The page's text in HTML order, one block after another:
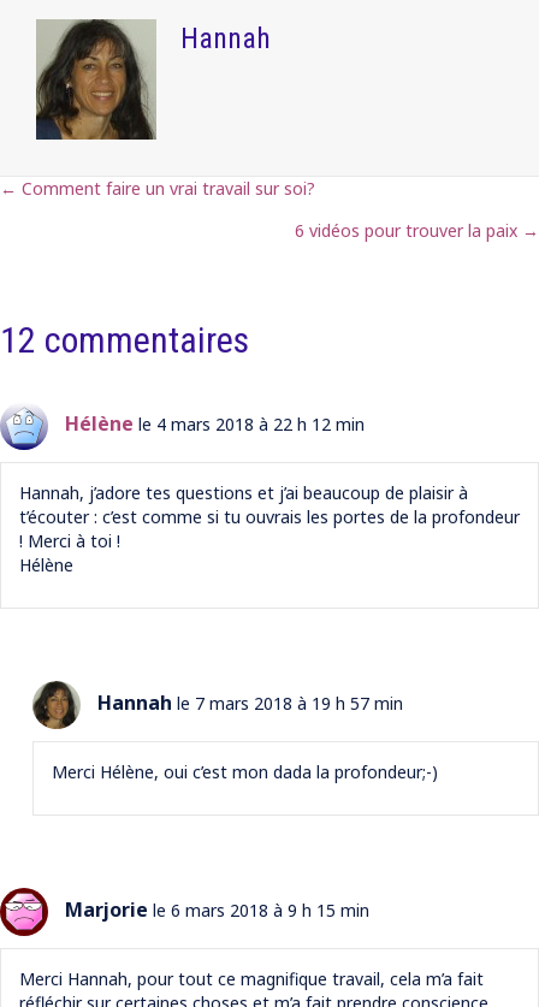
Hannah
Posts
← Comment faire un vrai travail sur soi?
6 vidéos pour trouver la paix →
12 commentaires
Hélène le 4 mars 2018 à 22 h 12 min
Hannah, j’adore tes questions et j’ai beaucoup de plaisir à
t’écouter : c’est comme si tu ouvrais les portes de la profondeur
! Merci à toi !
Hélène
Hannah le 7 mars 2018 à 19 h 57 min
Merci Hélène, oui c’est mon dada la profondeur;-)
Marjorie le 6 mars 2018 à 9 h 15 min
Merci Hannah, pour tout ce magnifique travail, cela m’a fait